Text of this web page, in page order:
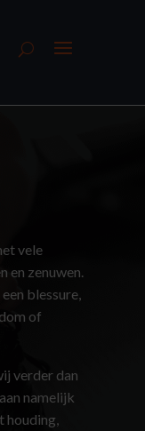
vele
zenuwen.
blessure,
of
verder dan
namelijk
houding,